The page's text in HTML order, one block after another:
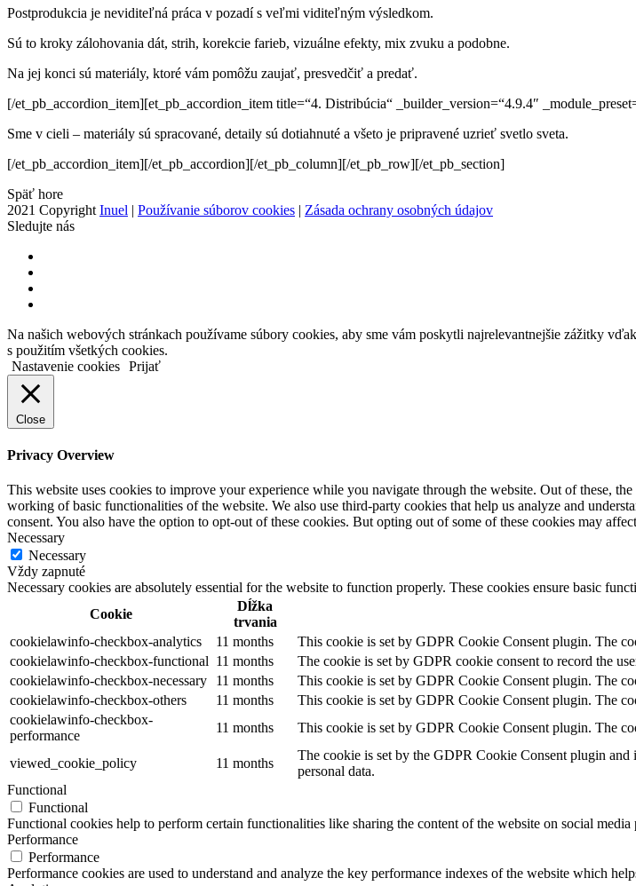
Postprodukcia je neviditeľná práca v pozadís veľmi viditeľným výsledkom.
Sú to kroky zálohovania dát, strih, korekcie farieb, vizuálne efekty, mix zvuku a podobne.
Na jej konci sú materiály, ktoré vám pomôžu zaujať, presvedčiť a predať.
[/et_pb_accordion_item][et_pb_accordion_item title=“4. Distribúcia“ _builder_version=“4.9.4″
Sme v cieli – materiály sú spracované, detaily sú dotiahnuté a všeto je pripravené uzrieť svetlo sveta.
[/et_pb_accordion_item][/et_pb_accordion][/et_pb_column][/et_pb_row][/et_pb_section]
Späť hore
2021 Copyright Inuel | Používanie súborov cookies | Zásada ochrany osobných údajov
Sledujte nás
Na našich webových stránkach používame súbory cookies, aby sme vám poskytli najrelevantnejšie zážitky
s použitím všetkých cookies.
Nastavenie cookies Prijať
Close
Privacy Overview
This website uses cookies to improve your experience while you navigate through the website. Out of these,
working of basic functionalities of the website. We also use third-party cookies that help us analyze and
consent. You also have the option to opt-out of these cookies. But opting out of some of these cookies may
Necessary
Necessary
Vždy zapnuté
Necessary cookies are absolutely essential for the website to function properly. These cookies ensure basic
Cookie
Dĺžka
trvania
cookielawinfo-checkbox-analytics
11 months
This cookie is set by GDPR Cookie Consent plugin. The
cookielawinfo-checkbox-functional 11 months
The cookie is set by GDPR cookie consent to record the
cookielawinfo-checkbox-necessary
11 months
This cookie is set by GDPR Cookie Consent plugin. The
cookielawinfo-checkbox-others
11 months
This cookie is set by GDPR Cookie Consent plugin. The
cookielawinfo-checkbox-
performance
11 months This cookie is set by GDPR Cookie Consent plugin. The
viewed_cookie_policy 11 months
The cookie is set by the GDPR Cookie Consent plugin and
personal data.
Functional
Functional
Functional cookies help to perform certain functionalities like sharing the content of the website on social
Performance
Performance
Performance cookies are used to understand and analyze the key performance indexes of the website which